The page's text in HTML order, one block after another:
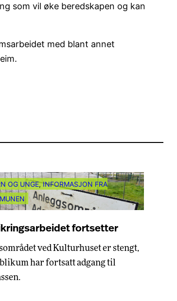
som vil øke beredskapen og kan
med blant annet
OG UNGE, INFORMASJON FRA
fortsetter
ved Kulturhuset er stengt,
har fortsatt adgang til